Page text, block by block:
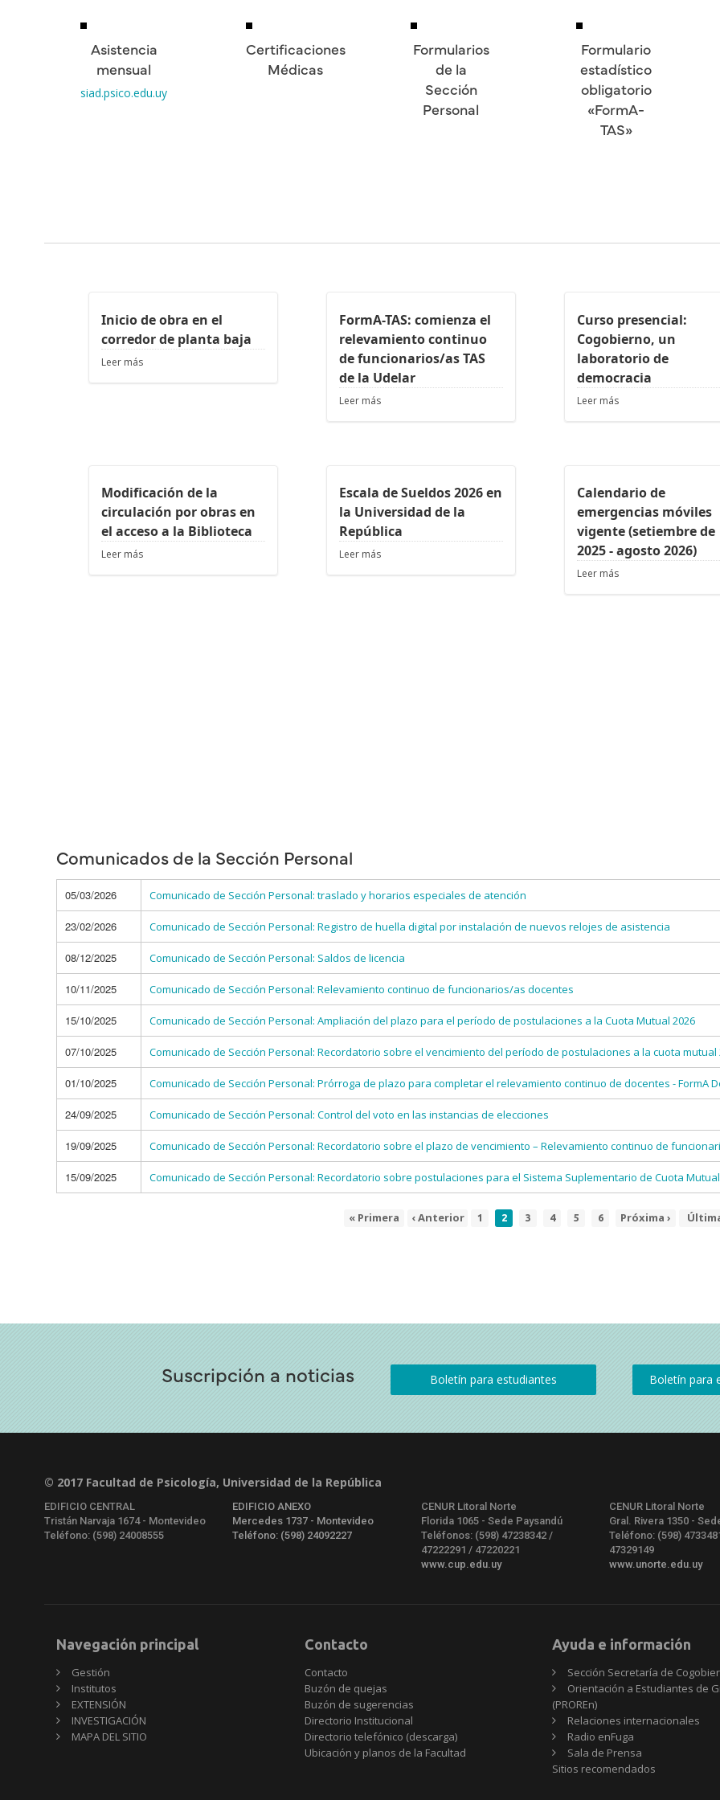
Asistencia
mensual
siad.psico.edu.uy
Certificaciones
Médicas
Formularios
de la
Sección
Personal
Formulario
estadístico
obligatorio
«FormA-
TAS»
Inicio de obra en el
corredor de planta baja
Leer más
FormA-TAS: comienza el
relevamiento continuo
de funcionarios/as TAS
de la Udelar
Leer más
Curso presencial:
Cogobierno, un
laboratorio de
democracia
Leer más
Modificación de la
circulación por obras en
el acceso a la Biblioteca
Leer más
Escala de Sueldos 2026 en
la Universidad de la
República
Leer más
Calendario de
emergencias móviles
vigente (setiembre de
2025 - agosto 2026)
Leer más
Comunicados de la Sección Personal
05/03/2026 Comunicado de Sección Personal: traslado y horarios especiales de atención
23/02/2026 Comunicado de Sección Personal: Registro de huella digital por instalación de nuevos relojes de asistencia
08/12/2025 Comunicado de Sección Personal: Saldos de licencia
10/11/2025 Comunicado de Sección Personal: Relevamiento continuo de funcionarios/as docentes
15/10/2025 Comunicado de Sección Personal: Ampliación del plazo para el período de postulaciones a la Cuota Mutual 2026
07/10/2025 Comunicado de Sección Personal: Recordatorio sobre el vencimiento del período de postulaciones a la cuota mutual
01/10/2025 Comunicado de Sección Personal: Prórroga de plazo para completar el relevamiento continuo de docentes - FormA
24/09/2025 Comunicado de Sección Personal: Control del voto en las instancias de elecciones
19/09/2025 Comunicado de Sección Personal: Recordatorio sobre el plazo de vencimiento – Relevamiento continuo de
15/09/2025 Comunicado de Sección Personal: Recordatorio sobre postulaciones para el Sistema Suplementario de Cuota
Primera
« Primera
Página
‹ Anterior Page
1
Página
2 Page
3 Page
4 Page
5 Page
6
Siguiente
Próxima ›
Suscripción a noticias
© 2017 Facultad de Psicología, Universidad de la República
EDIFICIO CENTRAL
Tristán Narvaja 1674 - Montevideo
Teléfono: (598) 24008555
EDIFICIO ANEXO
Mercedes 1737 - Montevideo
Teléfono: (598) 24092227
CENUR Litoral Norte
Florida 1065 - Sede Paysandú
Teléfonos: (598) 47238342 /
47222291 / 47220221
www.cup.edu.uy
CENUR Litoral Norte
Gral. Rivera 1350 -
Teléfono: (598)
47329149
www.unorte.edu.uy
Navegación principal
Gestión
Institutos
EXTENSIÓN
INVESTIGACIÓN
MAPA DEL SITIO
Contacto
Contacto
Buzón de quejas
Buzón de sugerencias
Directorio Institucional
Directorio telefónico (descarga)
Ubicación y planos de la Facultad
Ayuda e información
Sección Secretaría de
Orientación a Estudiantes de
(PROREn)
Relaciones internacionales
Radio enFuga
Sala de Prensa
Sitios
Sitios recomendados